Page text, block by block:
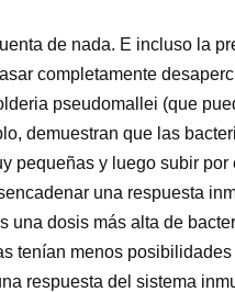
de nada. E incluso la
completamente
pseudomallei (que
demuestran que las
pequeñas y luego subir
una respuesta
una dosis más alta de
tenían menos
respuesta del sistema